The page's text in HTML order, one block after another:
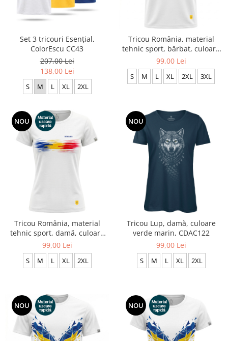
Set 3 tricouri Esențial,
ColorEscu CC43
207,00 Lei
138,00 Lei
S M L XL 2XL
Tricou România, material
tehnic sport, bărbat, culoare
albă CS69
99,00 Lei
S M L XL 2XL 3XL
NOU
Tricou România, material
tehnic sport, damă, culoare
albă CS70
99,00 Lei
S M L XL 2XL
NOU
Tricou Lup, damă, culoare
verde marin, CDAC122
99,00 Lei
S M L XL 2XL
NOU NOU